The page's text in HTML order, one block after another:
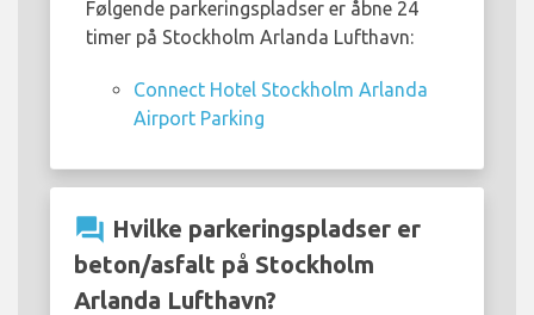
Følgende parkeringspladser er åbne 24
timer på Stockholm Arlanda Lufthavn:
Connect Hotel Stockholm Arlanda
Airport Parking
question_answer Hvilke parkeringspladser er
beton/asfalt på Stockholm
Arlanda Lufthavn?